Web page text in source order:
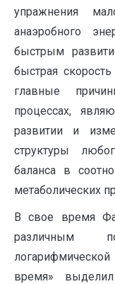
упражнения
анаэробного
быстрым
быстрая
главные
процессах,
развитии и
структуры
баланса в
метаболических
В свое время
различным
время»